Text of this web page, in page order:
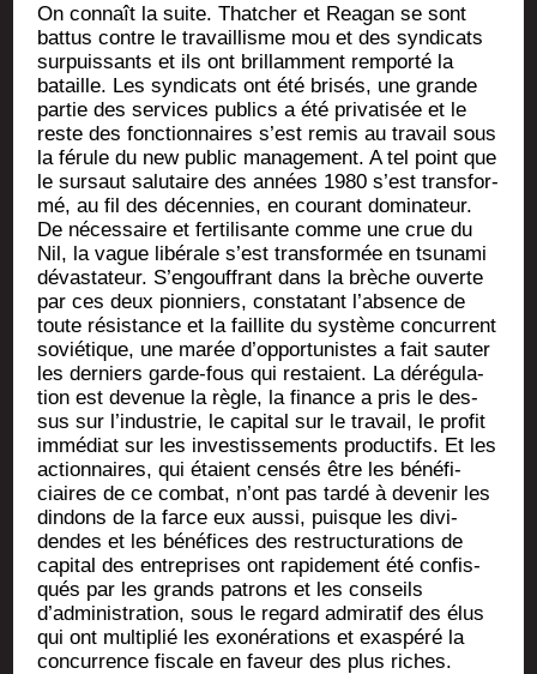
On connaît la suite. That­cher et Rea­gan se sont
bat­tus contre le tra­vaillisme mou et des syn­di­cats
sur­puis­sants et ils ont brillam­ment rem­por­té la
bataille. Les syn­di­cats ont été bri­sés, une grande
par­tie des ser­vices publics a été pri­va­ti­sée et le
reste des fonc­tion­naires s’est remis au tra­vail sous
la férule du new public mana­ge­ment. A tel point que
le sur­saut salu­taire des années 1980 s’est trans­for­
mé, au fil des décen­nies, en cou­rant domi­na­teur.
De néces­saire et fer­ti­li­sante comme une crue du
Nil, la vague libé­rale s’est trans­for­mée en tsu­na­mi
dévas­ta­teur. S’engouffrant dans la brèche ouverte
par ces deux pion­niers, consta­tant l’absence de
toute résis­tance et la faillite du sys­tème concur­rent
sovié­tique, une marée d’opportunistes a fait sau­ter
les der­niers garde-fous qui res­taient. La déré­gu­la­
tion est deve­nue la règle, la finance a pris le des­
sus sur l’industrie, le capi­tal sur le tra­vail, le pro­fit
immé­diat sur les inves­tis­se­ments pro­duc­tifs. Et les
action­naires, qui étaient cen­sés être les béné­fi­
ciaires de ce com­bat, n’ont pas tar­dé à deve­nir les
din­dons de la farce eux aus­si, puisque les divi­
dendes et les béné­fices des restruc­tu­ra­tions de
capi­tal des entre­prises ont rapi­de­ment été confis­
qués par les grands patrons et les conseils
d’administration, sous le regard admi­ra­tif des élus
qui ont mul­ti­plié les exo­né­ra­tions et exas­pé­ré la
concur­rence fis­cale en faveur des plus riches.